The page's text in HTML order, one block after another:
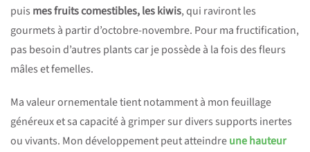
puis mes fruits comestibles, les kiwis, qui raviront les
gourmets à partir d’octobre-novembre. Pour ma fructification,
pas besoin d’autres plants car je possède à la fois des fleurs
mâles et femelles.
Ma valeur ornementale tient notamment à mon feuillage
généreux et sa capacité à grimper sur divers supports inertes
ou vivants. Mon développement peut atteindreune hauteur